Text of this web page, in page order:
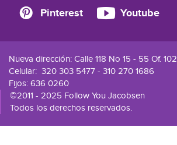
Pinterest
Youtube
Nueva dirección: Calle 118 No 15 - 55 Of. 102
Celular: 320 303 5477 - 310 270 1686
Fijos: 636 0260
©2011 - 2025 Follow You Jacobsen
Todos los derechos reservados.